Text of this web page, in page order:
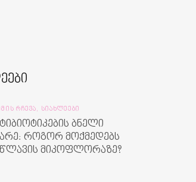
ᲠᲩᲔᲕᲐ, ᲡᲘᲐᲮᲚᲔᲔᲑᲘ
ბნელი
როგორ მოქმედებს
მიკოფლორაზე?